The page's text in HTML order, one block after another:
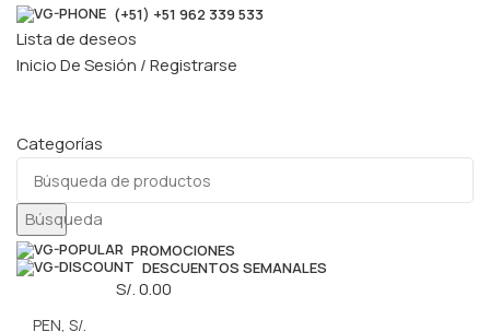
(+51) +51 962 339 533
Lista de deseos
Inicio De Sesión / Registrarse
Categorías
Búsqueda
PROMOCIONES
DESCUENTOS SEMANALES
S/.0.00